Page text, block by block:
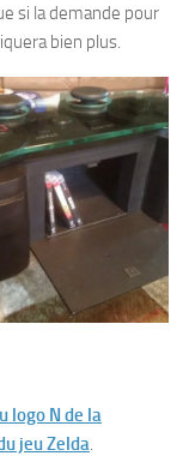
si la demande pour
bien plus.
logo N de la
jeu Zelda.